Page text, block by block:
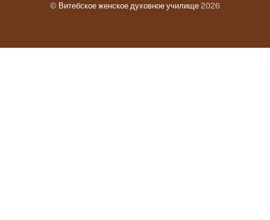
© Витебское женское духовное училище 2026